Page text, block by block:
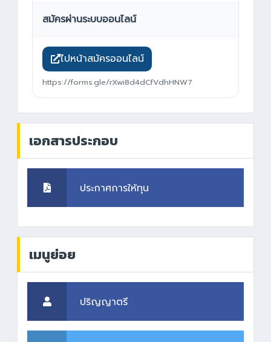
สมัครผ่านระบบออนไลน์
ไปหน้าสมัครออนไลน์
https://forms.gle/rXwi8d4dCfVdhHNW7
เอกสารประกอบ
ประกาศการให้ทุน
เมนูย่อย
ปริญญาตรี